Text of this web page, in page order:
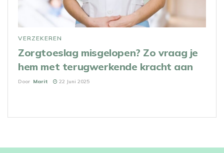
VERZEKEREN
Zorgtoeslag misgelopen? Zo vraag je
hem met terugwerkende kracht aan
Door Marit 22 Juni 2025